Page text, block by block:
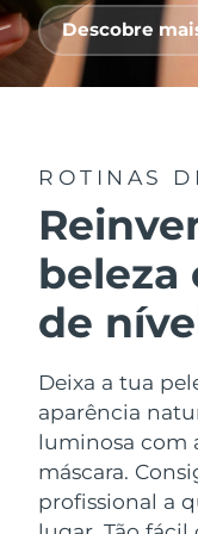
Descobre
ROTINAS
beleza
de
Deixa a tua
aparência
luminosa com
máscara.
profissional a
For18%
Cosméticos
Comprar todos
FOREO APP
Israel
Japão
Jersey
Cazaquistão
Kuwait
Letônia
Líbano
Lituânia